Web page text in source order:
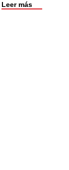
Leer más